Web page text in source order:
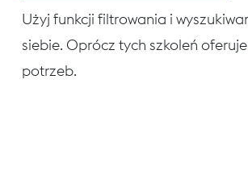
Użyj funkcji filtrowania i
siebie. Oprócz tych szkoleń
potrzeb.